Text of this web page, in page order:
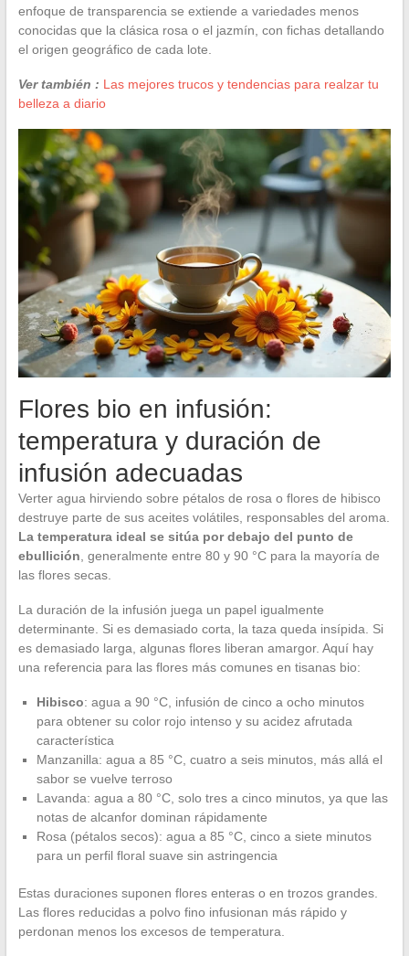
enfoque de transparencia se extiende a variedades menos
conocidas que la clásica rosa o el jazmín, con fichas detallando
el origen geográfico de cada lote.
Ver también : Las mejores trucos y tendencias para realzar tu
belleza a diario
Flores bio en infusión:
temperatura y duración de
infusión adecuadas
Verter agua hirviendo sobre pétalos de rosa o flores de hibisco
destruye parte de sus aceites volátiles, responsables del aroma.
La temperatura ideal se sitúa por debajo del punto de
ebullición, generalmente entre 80 y 90 °C para la mayoría de
las flores secas.
La duración de la infusión juega un papel igualmente
determinante. Si es demasiado corta, la taza queda insípida. Si
es demasiado larga, algunas flores liberan amargor. Aquí hay
una referencia para las flores más comunes en tisanas bio:
Hibisco: agua a 90 °C, infusión de cinco a ocho minutos
para obtener su color rojo intenso y su acidez afrutada
característica
Manzanilla: agua a 85 °C, cuatro a seis minutos, más allá el
sabor se vuelve terroso
Lavanda: agua a 80 °C, solo tres a cinco minutos, ya que las
notas de alcanfor dominan rápidamente
Rosa (pétalos secos): agua a 85 °C, cinco a siete minutos
para un perfil floral suave sin astringencia
Estas duraciones suponen flores enteras o en trozos grandes.
Las flores reducidas a polvo fino infusionan más rápido y
perdonan menos los excesos de temperatura.